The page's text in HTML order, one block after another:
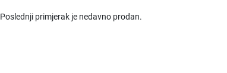
Poslednji primjerak je nedavno prodan.